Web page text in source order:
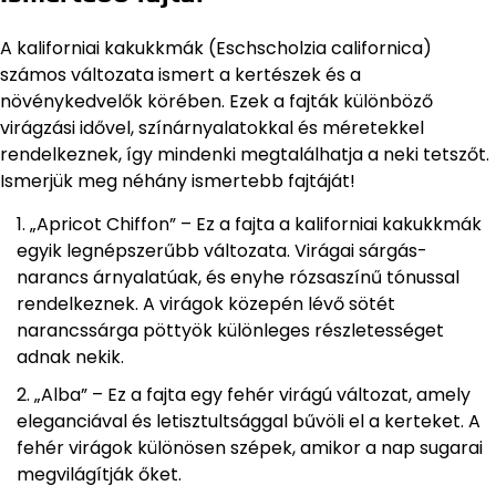
A kaliforniai kakukkmák (Eschscholzia californica)
számos változata ismert a kertészek és a
növénykedvelők körében. Ezek a fajták különböző
virágzási idővel, színárnyalatokkal és méretekkel
rendelkeznek, így mindenki megtalálhatja a neki tetszőt.
Ismerjük meg néhány ismertebb fajtáját!
„Apricot Chiffon” – Ez a fajta a kaliforniai kakukkmák
egyik legnépszerűbb változata. Virágai sárgás-
narancs árnyalatúak, és enyhe rózsaszínű tónussal
rendelkeznek. A virágok közepén lévő sötét
narancssárga pöttyök különleges részletességet
adnak nekik.
„Alba” – Ez a fajta egy fehér virágú változat, amely
eleganciával és letisztultsággal bűvöli el a kerteket. A
fehér virágok különösen szépek, amikor a nap sugarai
megvilágítják őket.